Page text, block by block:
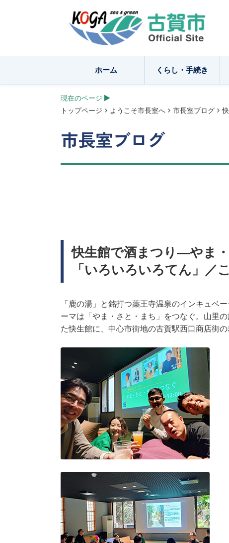
ホーム くらし・手続き
現在のページ
トップページ
ようこそ市長室へ 市長室ブログ
市長室ブログ
快生館で酒まつり―やま
「いろいろいろてん」／
「鹿の湯」と銘打つ薬王寺温泉のインキュベ
ーマは「やま・さと・まち」をつなぐ。山里
た快生館に、中心市街地の古賀駅西口商店街